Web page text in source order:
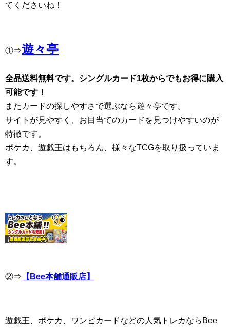
てくださいね！
①⇒遊々亭
全品送料無料です。シングルカード1枚からでもお得に購入
可能です！
またカードの探しやすさで選ぶなら遊々亭です。
サイトが見やすく、お目当てのカードを見つけやすいのが
特徴です。
ポケカ、遊戯王はもちろん、様々なTCGを取り扱っていま
す。
②⇒ 【Bee本舗通販店】
遊戯王、ポケカ、ワンピカードなどの人気トレカならBee